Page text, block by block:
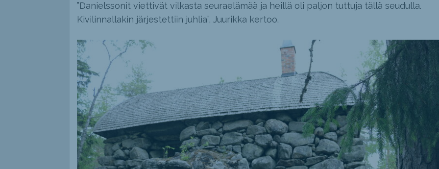
”Danielssonit viettivät vilkasta seuraelämää ja heillä oli paljon tuttuja tällä seudulla.
Kivilinnallakin järjestettiin juhlia”, Juurikka kertoo.